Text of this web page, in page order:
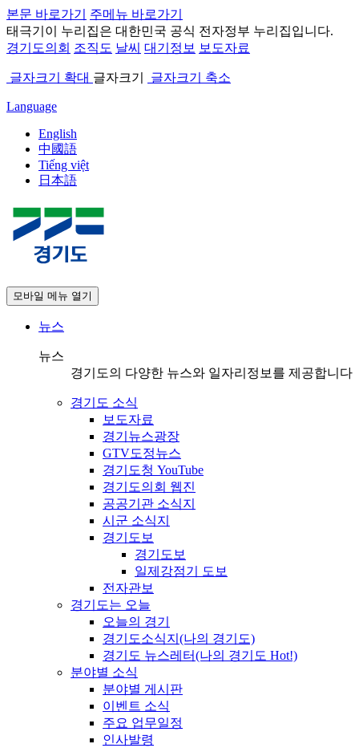
본문 바로가기
주메뉴 바로가기
태극기 이 누리집은 대한민국 공식 전자정부 누리집입니다.
경기도의회 조직도 날씨 대기정보 보도자료
글자크기 확대 글자크기 글자크기 축소
Language
English
中國語
Tiếng việt
日本語
모바일 메뉴 열기
뉴스
뉴스
경기도의 다양한 뉴스와 일자리정보를 제공합니다
경기도 소식
보도자료
경기뉴스광장
GTV도정뉴스
경기도청 YouTube
경기도의회 웹진
공공기관 소식지
시군 소식지
경기도보
경기도보
일제강점기 도보
전자관보
경기도는 오늘
오늘의 경기
경기도소식지(나의 경기도)
경기도 뉴스레터(나의 경기도 Hot!)
분야별 소식
분야별 게시판
이벤트 소식
주요 업무일정
인사발령